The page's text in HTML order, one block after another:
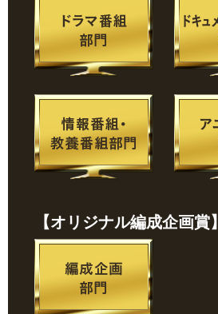
【オリジナル編成企画賞】